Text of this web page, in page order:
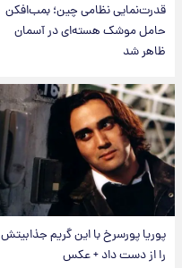
قدرت‌نمایی نظامی چین؛ بمب‌افکن
حامل موشک هسته‌ای در آسمان
ظاهر شد
پوریا پورسرخ با این گریم جذابیتش
را از دست داد + عکس